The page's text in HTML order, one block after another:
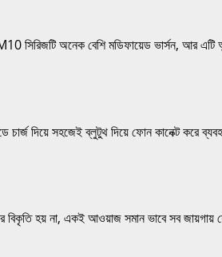
অনেক বেশি মডিফায়েড ভার্সন, আর এটি
দিয়ে সহজেই ব্লুটুথ দিয়ে ফোন কানেক্ট করে
বিকৃতি হয় না, একই আওয়াজ সমান ভাবে সব জায়গায়